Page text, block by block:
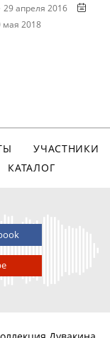
29 апреля 2016
мая 2018
УЧАСТНИКИ
КАТАЛОГ